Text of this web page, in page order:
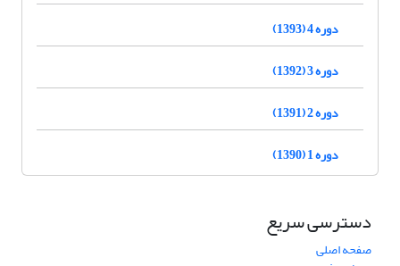
دوره 4 (1393)
دوره 3 (1392)
دوره 2 (1391)
دوره 1 (1390)
دسترسی سریع
صفحه اصلی